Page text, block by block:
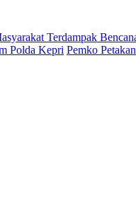
Terdampak
Polda Kepri Pemko